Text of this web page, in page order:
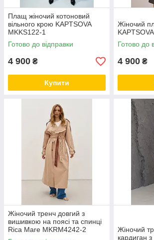
Плащ жіночий котоновий
вільного крою KAPTSOVA
MKKS122-1
Готово до відправки
4 900 ₴
Купити
Жіночий
Готово до
4 900 ₴
Жіночий тренч довгий з
вишивкою на поясі та спинці
Rica Mare MKRM4242-2
Жіночий
кардиган